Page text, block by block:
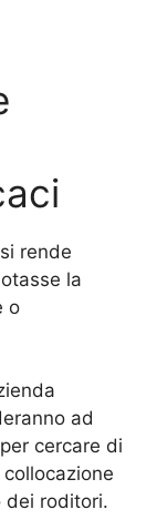
si rende
la
o
ad
cercare di
collocazione
dei roditori.